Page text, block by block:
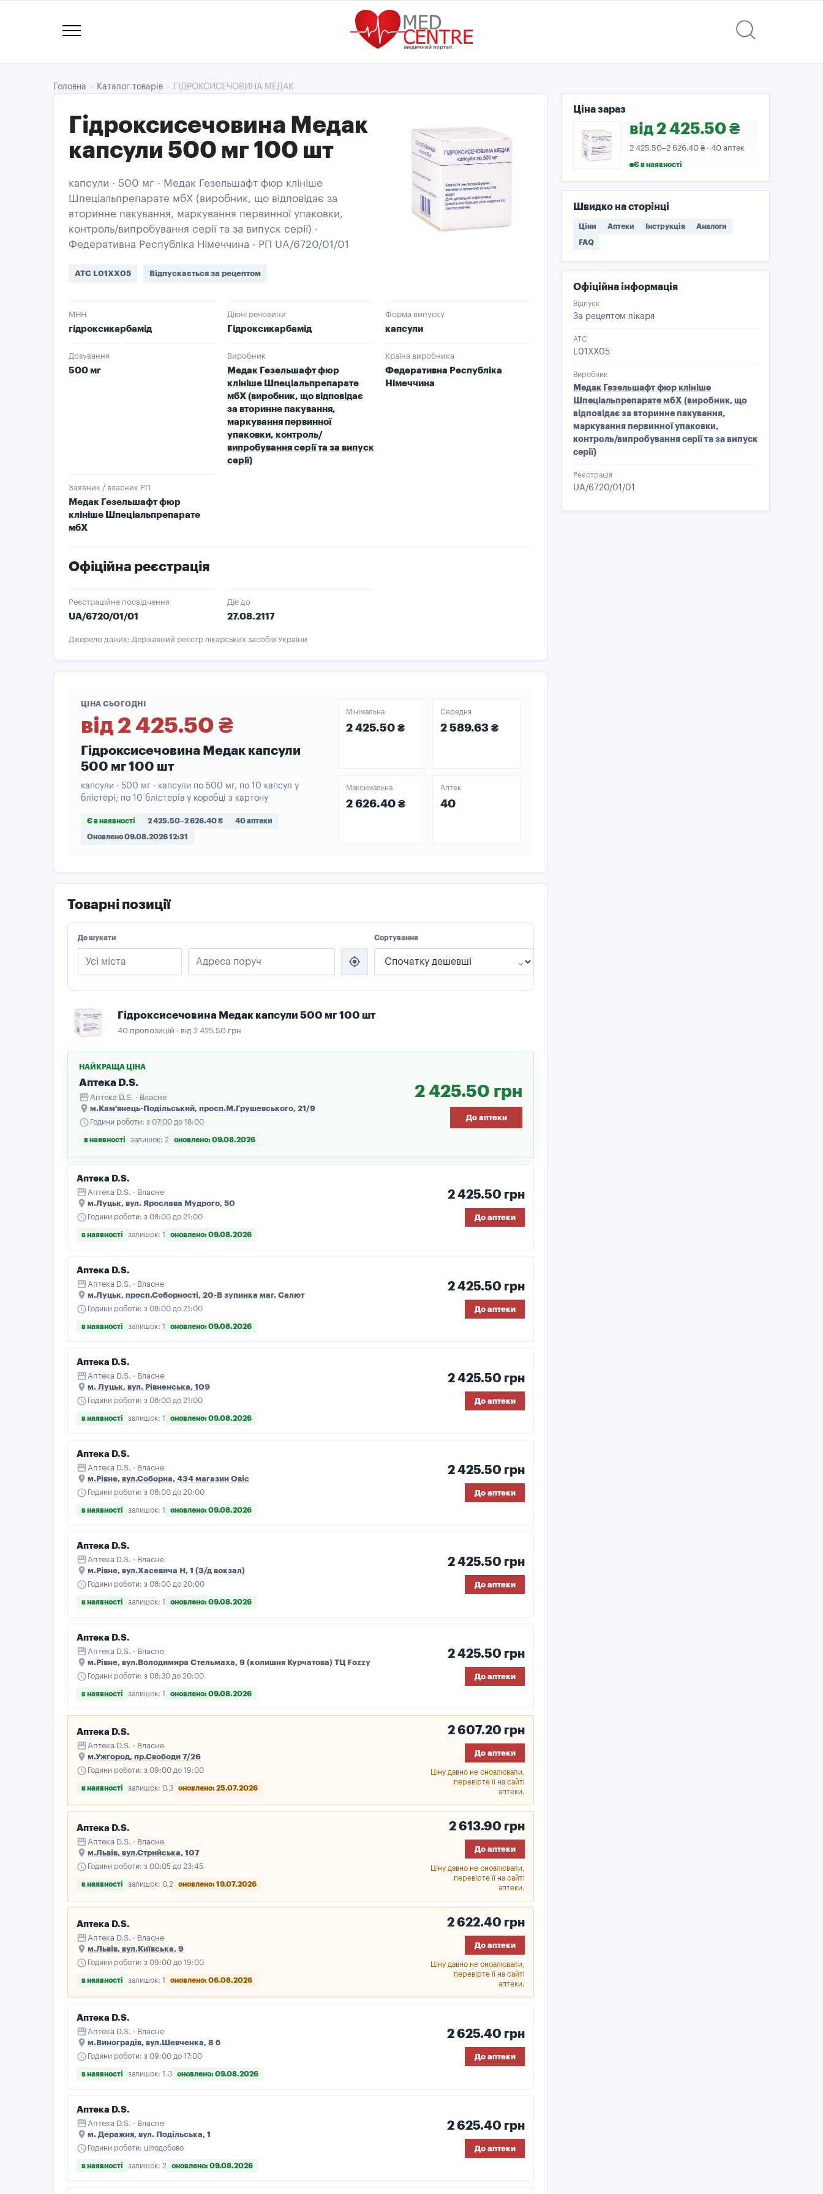
Головна Каталог товарів ГІДРОКСИСЕЧОВИНА МЕДАК
Гідроксисечовина Медак
капсули 500 мг 100 шт
капсули · 500 мг · Медак Гезельшафт фюр клініше
Шпеціальпрепарате мбХ (виробник, що відповідає за
вторинне пакування, маркування первинної упаковки,
контроль/випробування серії та за випуск серії) ·
Федеративна Республіка Німеччина · РП UA/6720/01/01
ATC L01XX05 Відпускається за рецептом
МНН
гідроксикарбамід
Діючі речовини
Гідроксикарбамід
Форма випуску
капсули
Дозування
500 мг
Виробник
Медак Гезельшафт фюр
клініше Шпеціальпрепарате
мбХ (виробник, що відповідає
за вторинне пакування,
маркування первинної
упаковки, контроль/
випробування серії та за випуск
серії)
Країна виробника
Федеративна Республіка
Німеччина
Заявник / власник РП
Медак Гезельшафт фюр
клініше Шпеціальпрепарате
мбХ
Офіційна реєстрація
Реєстраційне посвідчення
UA/6720/01/01
Діє до
27.08.2117
Джерело даних: Державний реєстр лікарських засобів України
ЦІНА СЬОГОДНІ
від 2 425.50 ₴
Гідроксисечовина Медак капсули
500 мг 100 шт
капсули · 500 мг · капсули по 500 мг, по 10 капсул у
блістері; по 10 блістерів у коробці з картону
Є в наявності 2 425.50–2 626.40 ₴ 40 аптеки
Оновлено 09.08.2026 12:31
Мінімальна
2 425.50 ₴
Середня
2 589.63 ₴
Максимальна
2 626.40 ₴
Аптек
40
Товарні позиції
Де шукати Сортування
my_location
Гідроксисечовина Медак капсули 500 мг 100 шт
40 пропозицій · від 2 425.50 грн
НАЙКРАЩА ЦІНА
Аптека D.S.
storefront Аптека D.S. · Власне
place м.Кам'янець-Подільський, просп.М.Грушевського, 21/9
schedule Години роботи: з 07:00 до 18:00
в наявності залишок: 2 оновлено: 09.08.2026
2 425.50 грн
До аптеки
Аптека D.S.
storefront Аптека D.S. · Власне
place м.Луцьк, вул. Ярослава Мудрого, 50
schedule Години роботи: з 08:00 до 21:00
в наявності залишок: 1 оновлено: 09.08.2026
2 425.50 грн
До аптеки
Аптека D.S.
storefront Аптека D.S. · Власне
place м.Луцьк, просп.Соборності, 20-В зупинка маг. Салют
schedule Години роботи: з 08:00 до 21:00
в наявності залишок: 1 оновлено: 09.08.2026
2 425.50 грн
До аптеки
Аптека D.S.
storefront Аптека D.S. · Власне
place м. Луцьк, вул. Рівненська, 109
schedule Години роботи: з 08:00 до 21:00
в наявності залишок: 1 оновлено: 09.08.2026
2 425.50 грн
До аптеки
Аптека D.S.
storefront Аптека D.S. · Власне
place м.Рівне, вул.Соборна, 434 магазин Овіс
schedule Години роботи: з 08:00 до 20:00
в наявності залишок: 1 оновлено: 09.08.2026
2 425.50 грн
До аптеки
Аптека D.S.
storefront Аптека D.S. · Власне
place м.Рівне, вул.Хасевича Н, 1 (З/д вокзал)
schedule Години роботи: з 08:00 до 20:00
в наявності залишок: 1 оновлено: 09.08.2026
2 425.50 грн
До аптеки
Аптека D.S.
storefront Аптека D.S. · Власне
place м.Рівне, вул.Володимира Стельмаха, 9 (колишня Курчатова) ТЦ Fozzy
schedule Години роботи: з 08:30 до 20:00
в наявності залишок: 1 оновлено: 09.08.2026
2 425.50 грн
До аптеки
Аптека D.S.
storefront Аптека D.S. · Власне
place м.Ужгород, пр.Свободи 7/26
schedule Години роботи: з 09:00 до 19:00
в наявності залишок: 0.3 оновлено: 25.07.2026
2 607.20 грн
До аптеки
Ціну давно не оновлювали,
перевірте її на сайті
аптеки.
Аптека D.S.
storefront Аптека D.S. · Власне
place м.Львів, вул.Стрийська, 107
schedule Години роботи: з 00:05 до 23:45
в наявності залишок: 0.2 оновлено: 19.07.2026
2 613.90 грн
До аптеки
Ціну давно не оновлювали,
перевірте її на сайті
аптеки.
Аптека D.S.
storefront Аптека D.S. · Власне
place м.Львів, вул.Київська, 9
schedule Години роботи: з 09:00 до 19:00
в наявності залишок: 1 оновлено: 06.08.2026
2 622.40 грн
До аптеки
Ціну давно не оновлювали,
перевірте її на сайті
аптеки.
Аптека D.S.
storefront Аптека D.S. · Власне
place м.Виноградів, вул.Шевченка, 8 б
schedule Години роботи: з 09:00 до 17:00
в наявності залишок: 1.3 оновлено: 09.08.2026
2 625.40 грн
До аптеки
Аптека D.S.
storefront Аптека D.S. · Власне
place м. Деражня, вул. Подільська, 1
schedule Години роботи: цілодобово
в наявності залишок: 2 оновлено: 09.08.2026
2 625.40 грн
До аптеки
Ціна зараз
від 2 425.50 ₴
2 425.50–2 626.40 ₴ · 40 аптек
Є в наявності
Швидко на сторінці
Ціни Аптеки Інструкція Аналоги
FAQ
Офіційна інформація
Відпуск
За рецептом лікаря
ATC
L01XX05
Виробник
Медак Гезельшафт фюр клініше
Шпеціальпрепарате мбХ (виробник, що
відповідає за вторинне пакування,
маркування первинної упаковки,
контроль/випробування серії та за випуск
серії)
Реєстрація
UA/6720/01/01